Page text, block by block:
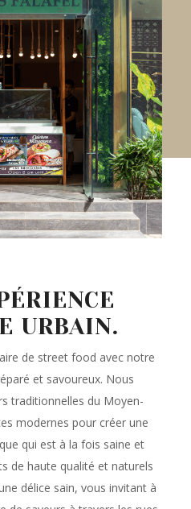
URBAIN.
de street food avec notre
et savoureux. Nous
traditionnelles du Moyen-
modernes pour créer une
qui est à la fois saine et
de haute qualité et naturels
délice sain, vous invitant à